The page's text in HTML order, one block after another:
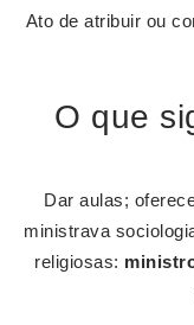
Ato de atribuir ou
O que
Dar aulas;
ministrava
religiosas: